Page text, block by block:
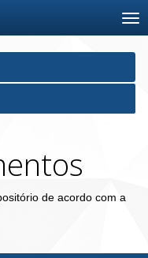
de acordo com a